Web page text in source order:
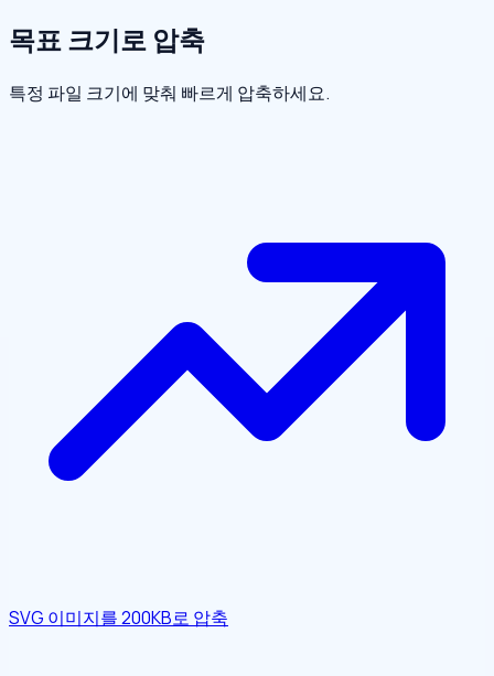
목표 크기로 압축
특정 파일 크기에 맞춰 빠르게 압축하세요.
SVG 이미지를 200KB로 압축